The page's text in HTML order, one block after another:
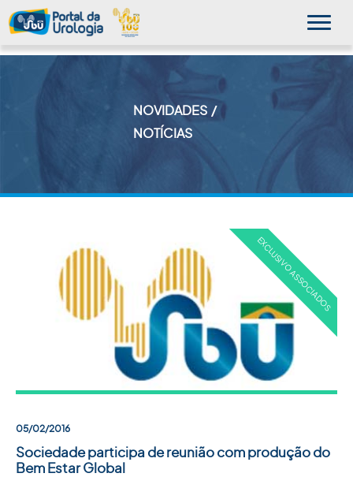
PUBLICAÇÕES
SBU NO CONSULTÓRIO
NOVIDADES
NOTÍCIAS
05/02/2016
Sociedade participa de reunião com produção do
Bem Estar Global